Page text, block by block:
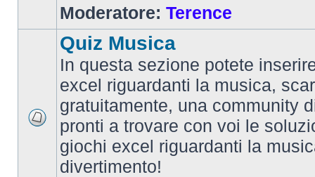
Moderatore: Terence
Quiz Musica
In questa sezione potete
excel riguardanti la musica,
gratuitamente, una community
pronti a trovare con voi le
giochi excel riguardanti la
divertimento!